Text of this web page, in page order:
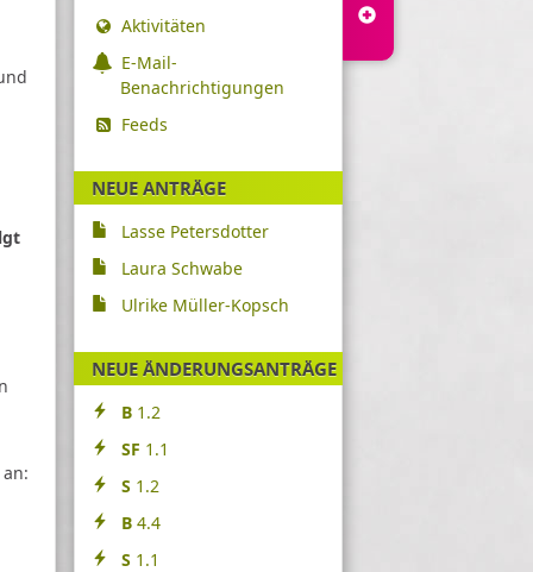
e
g
r
i
f
Aktivitäten
E-Mail-
Benachrichtigungen
Feeds
NEUE ANTRÄGE
Lasse Petersdotter
Laura Schwabe
Ulrike Müller-Kopsch
NEUE ÄNDERUNGSANTRÄGE
B 1.2
SF 1.1
S 1.2
B 4.4
S 1.1